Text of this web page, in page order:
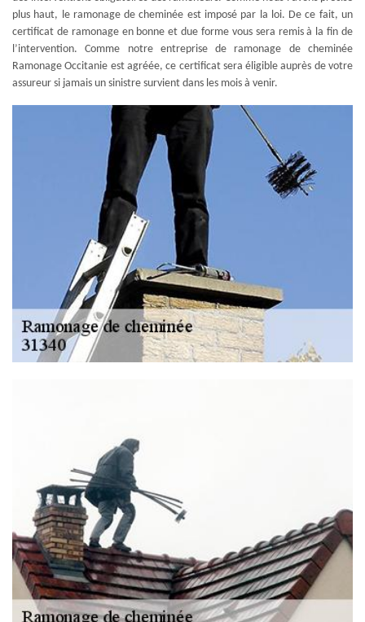
plus haut, le ramonage de cheminée est imposé par la loi. De ce fait, un
certificat de ramonage en bonne et due forme vous sera remis à la fin de
l’intervention. Comme notre entreprise de ramonage de cheminée
Ramonage Occitanie est agréée, ce certificat sera éligible auprès de votre
assureur si jamais un sinistre survient dans les mois à venir.